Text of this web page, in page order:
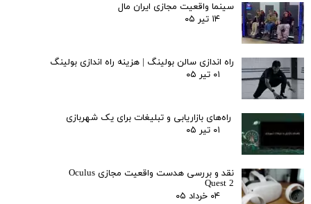
سینما واقعیت مجازی ایران مال
۱۴ تیر ۰۵
راه اندازی سالن بولینگ |‌ هزینه راه اندازی بولینگ
۰۱ تیر ۰۵
راه‌های بازاریابی و تبلیغات برای یک شهربازی
۰۱ تیر ۰۵
نقد و بررسی هدست واقعیت مجازی Oculus
Quest 2
۰۴ خرداد ۰۵